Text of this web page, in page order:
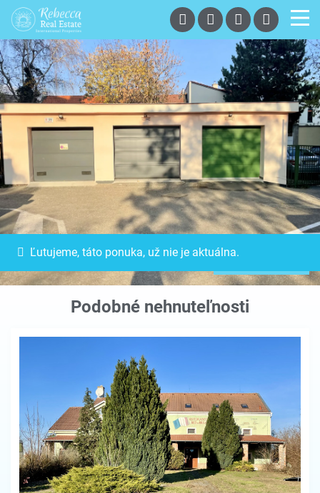
Ľutujeme, táto ponuka, už nie je aktuálna.
Podobné nehnuteľnosti